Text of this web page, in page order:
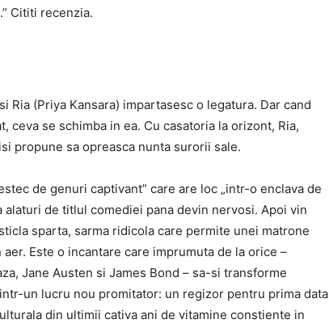
Cititi recenzia.
Ria (Priya Kansara) impartasesc o legatura. Dar cand
ceva se schimba in ea. Cu casatoria la orizont, Ria,
propune sa opreasca nunta surorii sale.
de genuri captivant” care are loc „intr-o enclava de
de titlul comediei pana devin nervosi. Apoi vin
sparta, sarma ridicola care permite unei matrone
Este o incantare care imprumuta de la orice –
Jane Austen si James Bond – sa-si transforme
un lucru nou promitator: un regizor pentru prima data
din ultimii cativa ani de vitamine constiente in